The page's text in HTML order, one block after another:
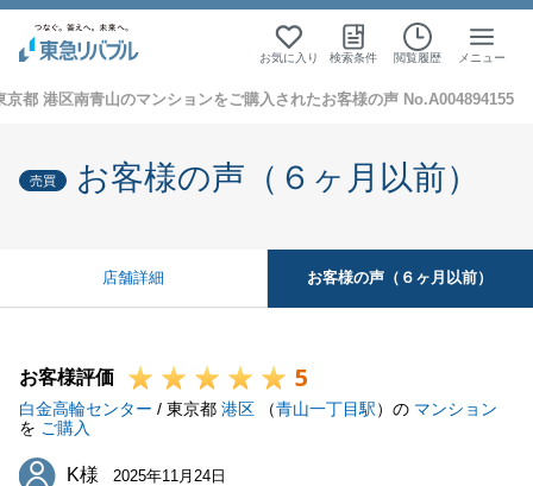
お気に入り 検索条件 閲覧履歴 メニュー
京都 港区南青山のマンションをご購入されたお客様の声 No.A004894155
売買 お客様の声（６ヶ月以前）
店舗詳細 お客様の声（６ヶ月以前）
お客様評価 5
白金高輪センター / 東京都 港区 （青山一丁目駅）の マンション
を ご購入
K様
K様 2025年11月24日